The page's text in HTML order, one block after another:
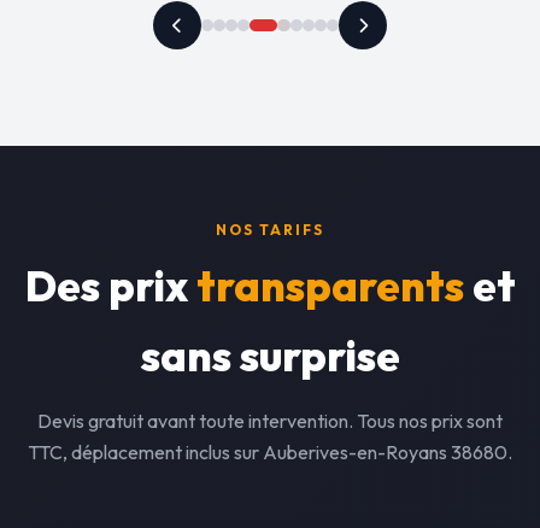
NOS TARIFS
Des prixtransparentset
sans surprise
Devis gratuit avant toute intervention. Tous nos prix sont
TTC, déplacement inclus sur Auberives-en-Royans 38680.